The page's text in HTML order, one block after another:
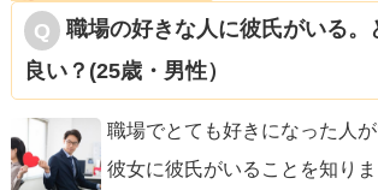
職場の好きな人に彼氏がいる。
良い？(25歳・男性）
職場でとても好きになった人
彼女に彼氏がいることを知り